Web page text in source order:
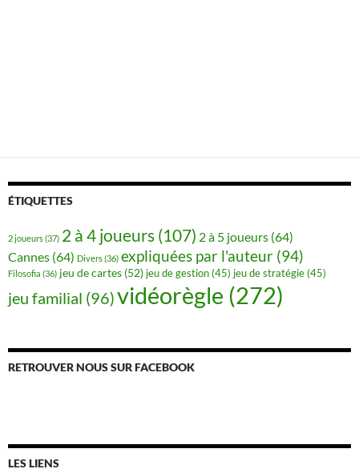
ÉTIQUETTES
2 joueurs(37) 2 à 4 joueurs (107) 2 à 5 joueurs (64)
Cannes (64) Divers(36) expliquées par l'auteur (94)
Filosofia (36) jeu de cartes (52) jeu de gestion (45) jeu de stratégie (45)
jeu familial (96)vidéorègle (272)
RETROUVER NOUS SUR FACEBOOK
LES LIENS